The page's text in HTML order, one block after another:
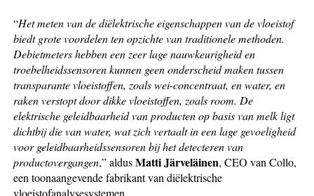
“Het meten van de diëlektrische eigenschappen van de vloeistof
biedt grote voordelen ten opzichte van traditionele methoden.
Debietmeters hebben een zeer lage nauwkeurigheid en
troebelheidssensoren kunnen geen onderscheid maken tussen
transparante vloeistoffen, zoals wei-concentraat, en water, en
raken verstopt door dikke vloeistoffen, zoals room. De
elektrische geleidbaarheid van producten op basis van melk ligt
dichtbij die van water, wat zich vertaalt in een lage gevoeligheid
voor geleidbaarheidssensoren bij het detecteren van
productovergangen,” aldusMatti Järveläinen, CEO van Collo,
een toonaangevende fabrikant van diëlektrische
vloeistofanalysesystemen.